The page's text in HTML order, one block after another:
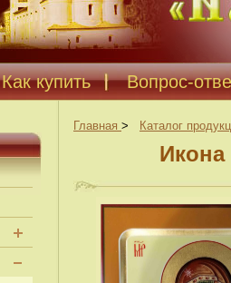
Как купить Вопрос-
Главная > Каталог
Икона